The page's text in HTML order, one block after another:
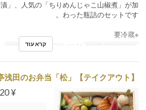
」、人気の「ちりめんじゃこ山椒煮」が加
わった瓶詰のセットです。
※要冷蔵
טווח תאריכים תקפים קטגוריית מקום
קרא עוד
【テイクアウト】料亭浅田のお弁当「松」
¥ 4,320